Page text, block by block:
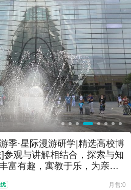
季·星际漫游研学|精选高校博
观与讲解相结合，探索与知
富有趣，寓教于乐，为亲子
月售:0